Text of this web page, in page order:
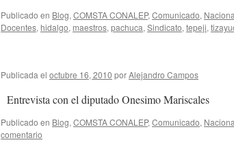
Publicado en Blog, COMSTA CONALEP, Comunicado,
Docentes, hidalgo, maestros, pachuca, Sindicato, tepeji,
Publicada el octubre 16, 2010 porAlejandro Campos
Entrevista con el diputado Onesimo Mariscales
Publicado en Blog, COMSTA CONALEP, Comunicado,
comentario